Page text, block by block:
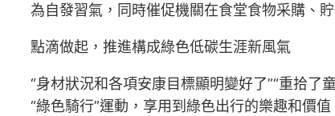
為自發習氣，同時催促機關在食堂食物采購、
點滴做起，推進構成綠色低碳生涯新風氣
“身材狀況和各項安康目標顯明變好了”“重拾
“綠色騎行”運動，享用到綠色出行的樂趣和價值